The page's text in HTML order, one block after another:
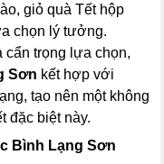
giỏ quà Tết hộp
chọn lý tưởng.
trọng lựa chọn,
Sơn kết hợp với
tạo nên một không
đặc biệt này.
Bình Lạng Sơn